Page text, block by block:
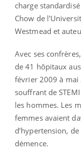
charge
Chow de
Westmead et
Avec ses
de 41 hôpitaux
février 2009 à mai
souffrant de
les hommes. Les
femmes avaient
d’hypertension,
démence.